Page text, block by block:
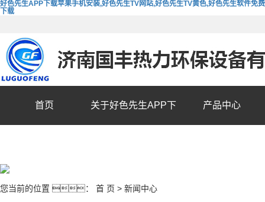
好色先生APP下载苹果手机安装,好色先生TV网站,好色先生TV黄色,好色先生软件免费
下载
首页 关于好色先生APP下 产品中心
您当前的位置 ： 首 页 > 新闻中心